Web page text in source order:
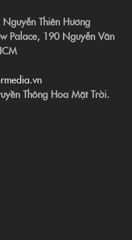
Nguyễn Thiên Hương
Palace, 190 Nguyễn Văn
Thông Hoa Mặt Trời.